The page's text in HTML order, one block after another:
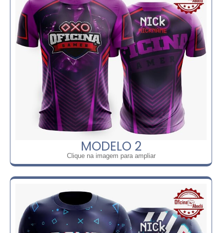
MODELO 2
Clique na imagem para ampliar